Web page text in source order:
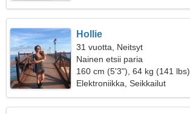
Hollie
31 vuotta, Neitsyt
Nainen etsii paria
160 cm (5'3"), 64 kg (141 lbs)
Elektroniikka, Seikkailut